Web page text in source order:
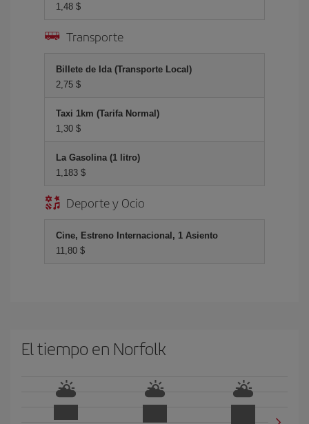
1,48 $
Transporte
Billete de Ida (Transporte Local)
2,75 $
Taxi 1km (Tarifa Normal)
1,30 $
La Gasolina (1 litro)
1,183 $
Deporte y Ocio
Cine, Estreno Internacional, 1 Asiento
11,80 $
El tiempo en Norfolk